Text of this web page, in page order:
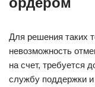
Для решения таких
невозможность
на счет, требуется
службу поддержки